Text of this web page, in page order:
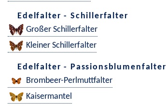
Edelfalter - Schillerfalter
Großer Schillerfalter
Kleiner Schillerfalter
Edelfalter - Passionsblumenfalter
Brombeer-Perlmuttfalter
Kaisermantel